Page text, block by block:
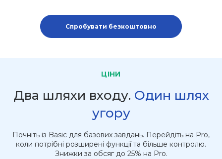
Спробувати безкоштовно
ЦІНИ
Два шляхи входу. Один шлях
угору
Почніть із Basic для базових завдань. Перейдіть на Pro,
коли потрібні розширені функції та більше контролю.
Знижки за обсяг до 25% на Pro.